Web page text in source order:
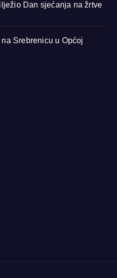
Dan sjećanja na žrtve
Srebrenicu u Općoj